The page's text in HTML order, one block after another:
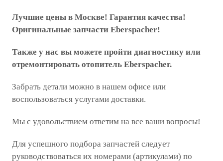
Лучшие цены в Москве! Гарантия качества!
Оригинальные запчасти Eberspacher!
Также у нас вы можете пройти диагностику или
отремонтировать отопитель Eberspacher.
Забрать детали можно в нашем офисе или
воспользоваться услугами доставки.
Мы с удовольствием ответим на все ваши вопросы!
Для успешного подбора запчастей следует
руководствоваться их номерами (артикулами) по